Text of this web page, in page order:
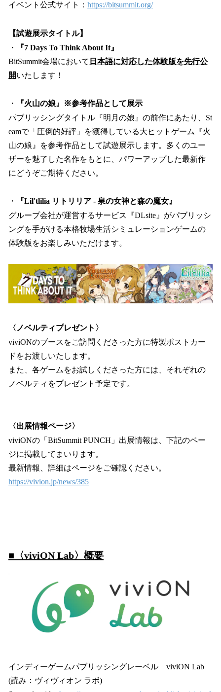
イベント公式サイト： https://bitsummit.org/
【試遊展示タイトル】
・
『7 Days To Think About It』
BitSummit会場において 日本語に対応した体験版を先行公
開いたします！
・
『火山の娘』※参考作品として展示
パブリッシングタイトル『明月の娘』の前作にあたり、St
eamで「圧倒的好評」を獲得している大ヒットゲーム『火
山の娘』を参考作品として試遊展示します。多くのユー
ザーを魅了した名作をもとに、パワーアップした最新作
にどうぞご期待ください。
・
『Lil'tlilia リトリリア - 泉の女神と森の魔女』
グループ会社が運営するサービス『DLsite』がパブリッシ
ングを手がける本格牧場生活シミュレーションゲームの
体験版をお楽しみいただけます。
〈ノベルティプレゼント〉
viviONのブースをご訪問くださった方に特製ポストカー
ドをお渡しいたします。
また、各ゲームをお試しくださった方には、それぞれの
ノベルティをプレゼント予定です。
〈出展情報ページ〉
viviONの「BitSummit PUNCH」出展情報は、下記のペー
ジに掲載してまいります。
最新情報、詳細はページをご確認ください。
https://vivion.jp/news/385
■〈viviON Lab〉概要
インディーゲームパブリッシングレーベル viviON Lab
(読み：ヴィヴィオン ラボ)